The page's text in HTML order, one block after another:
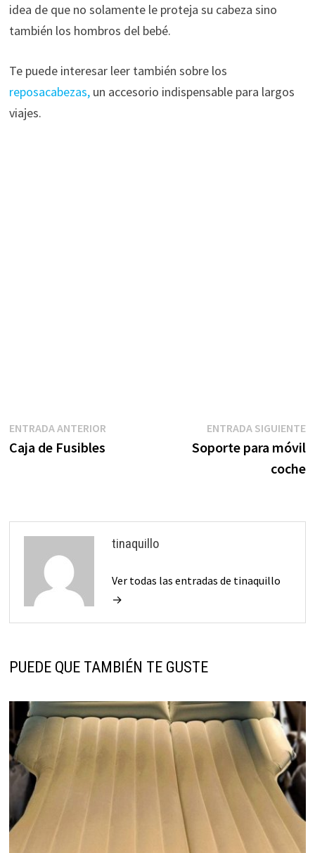
idea de que no solamente le proteja su cabeza sino
también los hombros del bebé.
Te puede interesar leer también sobre los
reposacabezas,un accesorio indispensable para largos
viajes.
Navegación
de
ENTRADA ANTERIOREntrada
Caja de Fusibles
ENTRADA SIGUIENTE
Soporte para móvil
coche
tinaquillo
Ver todas las entradas de tinaquillo
→
PUEDE QUE TAMBIÉN TE GUSTE